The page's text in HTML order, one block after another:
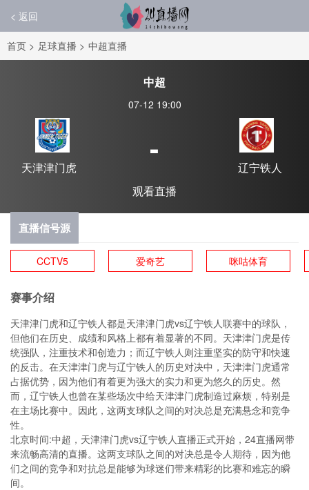
< 返回
首页 > 足球直播 > 中超直播
中超
07-12 19:00
天津津门虎
-
辽宁铁人
观看直播
直播信号源
CCTV5 爱奇艺 咪咕体育
赛事介绍
天津津门虎和辽宁铁人都是天津津门虎vs辽宁铁人联赛中的球队，
但他们在历史、成绩和风格上都有着显著的不同。天津津门虎是传
统强队，注重技术和创造力；而辽宁铁人则注重坚实的防守和快速
的反击。在天津津门虎与辽宁铁人的历史对决中，天津津门虎通常
占据优势，因为他们有着更为强大的实力和更为悠久的历史。然
而，辽宁铁人也曾在某些场次中给天津津门虎制造过麻烦，特别是
在主场比赛中。因此，这两支球队之间的对决总是充满悬念和竞争
性。
北京时间:中超，天津津门虎vs辽宁铁人直播正式开始，24直播网带
来流畅高清的直播。这两支球队之间的对决总是令人期待，因为他
们之间的竞争和对抗总是能够为球迷们带来精彩的比赛和难忘的瞬
间。